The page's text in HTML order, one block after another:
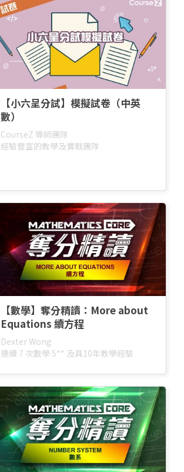
【小六呈分試】模擬試卷（中英
數）
CourseZ 導師團隊
經驗豐富的教學及實戰團隊
【數學】奪分精讀：More about
Equations 續方程
Dexter Wong
連續 7 次數學 5** 及具10年教學經驗